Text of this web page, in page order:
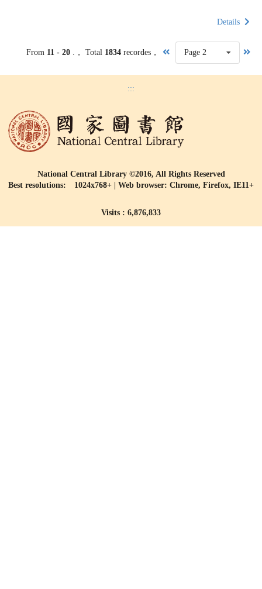
Details
From 11 - 20 .， Total 1834recordes， Page 2
:::
National Central Library ©2016, All Rights Reserved
Best resolutions: 1024x768+ | Web browser: Chrome, Firefox, IE11+
Visits : 6,876,833